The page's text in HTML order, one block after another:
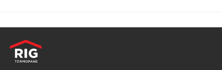
AFLĂ MAI MULTE